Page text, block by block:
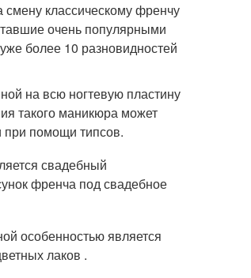
смену классическому френчу
очень популярными
более 10 разновидностей
на всю ногтевую пластину
такого маникюра может
при помощи типсов.
свадебный
френча под свадебное
особенностью является
лаков .